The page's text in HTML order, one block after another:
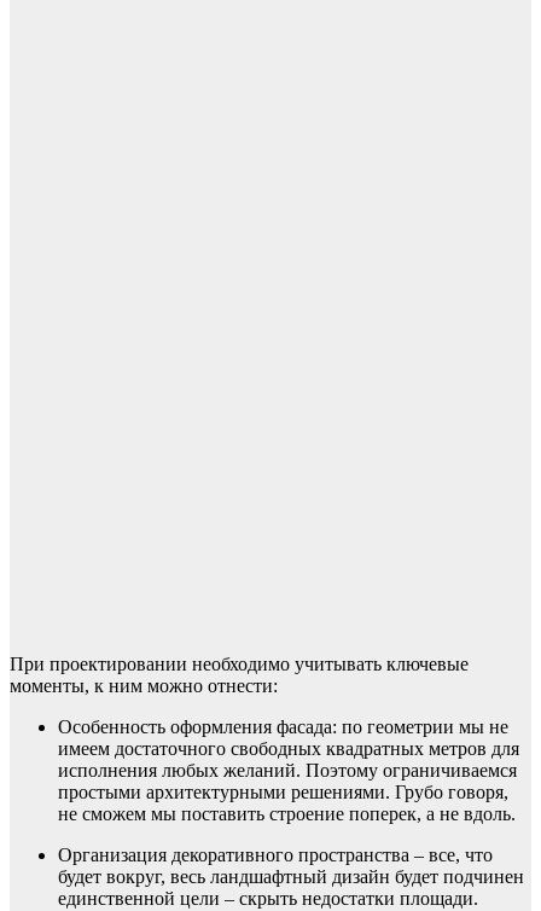
При проектировании необходимо учитывать ключевые
моменты, к ним можно отнести:
Особенность оформления фасада: по геометрии мы не
имеем достаточного свободных квадратных метров для
исполнения любых желаний. Поэтому ограничиваемся
простыми архитектурными решениями. Грубо говоря,
не сможем мы поставить строение поперек, а не вдоль.
Организация декоративного пространства – все, что
будет вокруг, весь ландшафтный дизайн будет подчинен
единственной цели – скрыть недостатки площади.